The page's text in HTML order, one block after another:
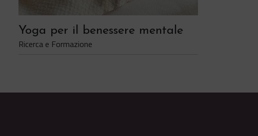
Yoga per il benessere mentale
Ricerca e Formazione